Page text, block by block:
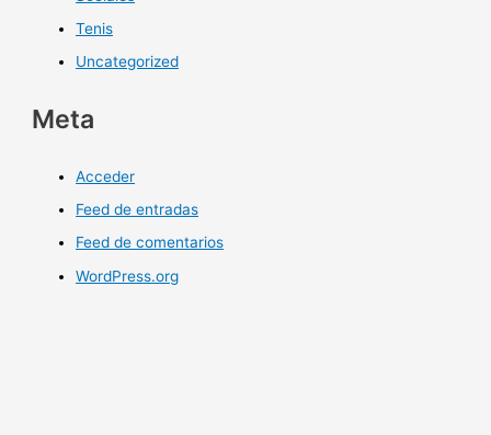
Tenis
Uncategorized
Meta
Acceder
Feed de entradas
Feed de comentarios
WordPress.org